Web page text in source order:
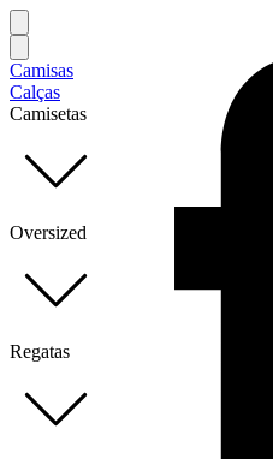
Camisas
Calças
Camisetas
Oversized
Regatas